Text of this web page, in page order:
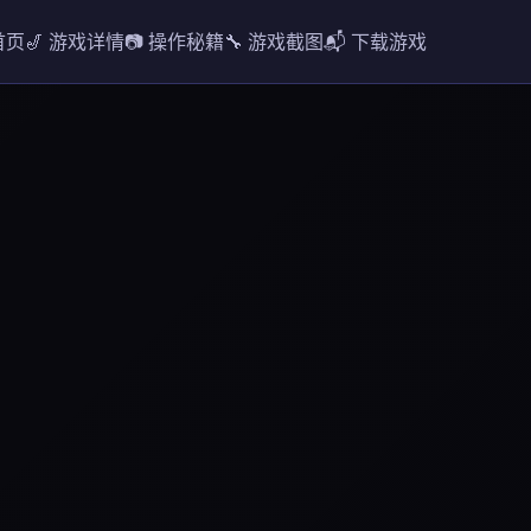
页🎷 游戏详情📷 操作秘籍🔧 游戏截图📬 下载游戏